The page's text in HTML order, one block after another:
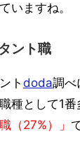
いますね。
ント職
ト doda調べ
種として1
（27%）」